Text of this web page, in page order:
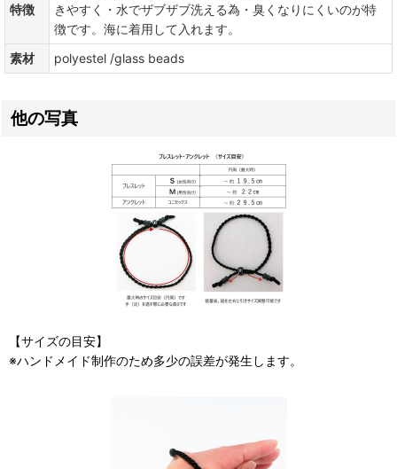
特徴
きやすく・水でザブザブ洗える為・臭くなりにくいのが特
徴です。海に着用して入れます。
素材
polyestel /glass beads
他の写真
【サイズの目安】
※ハンドメイド制作のため多少の誤差が発生します。